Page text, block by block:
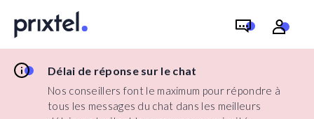
Délai de réponse sur le chat
Nos conseillers font le maximum pour répondre à
tous les messages du chat dans les meilleurs